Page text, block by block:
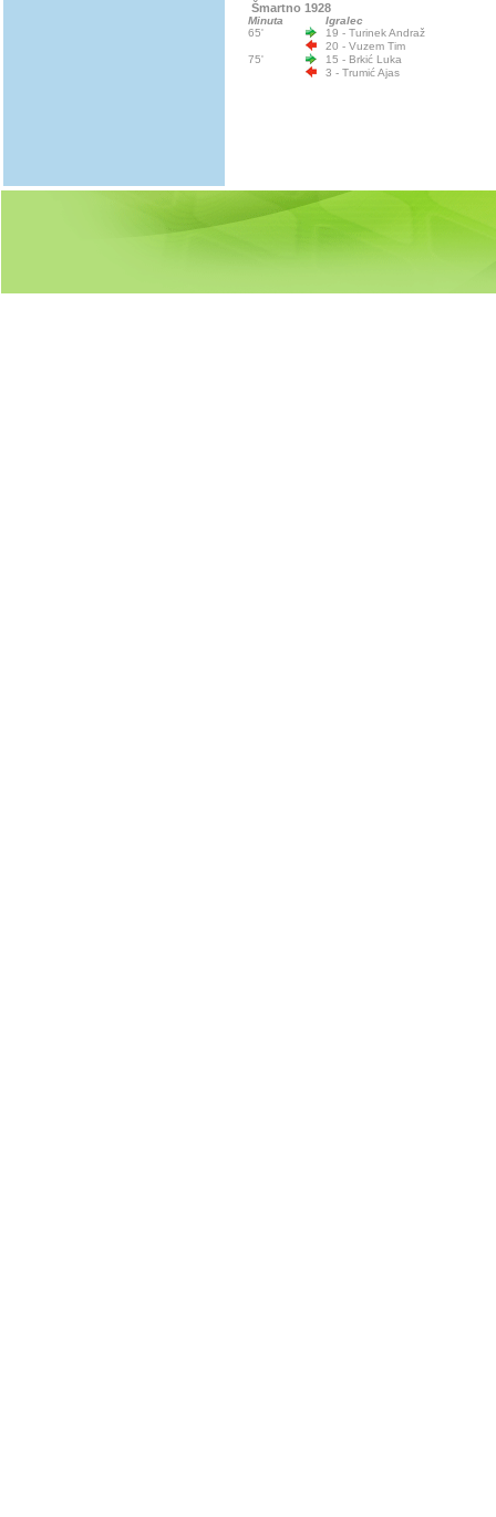
Šmartno 1928
Minuta
Igralec
65'
19 - Turinek Andraž
20 - Vuzem Tim
75'
15 - Brkić Luka
3 - Trumić Ajas